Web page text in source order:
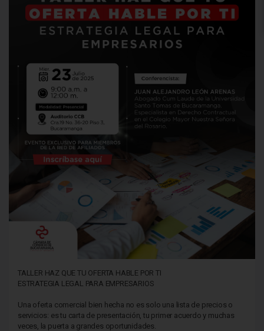
TALLER HAZ QUE TU OFERTA HABLE POR TI
ESTRATEGIA LEGAL PARA EMPRESARIOS
Una oferta comercial bien hecha no es solo una lista de precios o
servicios: es tu carta de presentación, tu primer acuerdo y muchas
veces, la puerta a grandes oportunidades.